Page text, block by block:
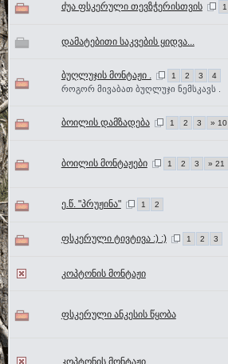
ძუა ფსკერული თევზჭერისთვის 1
დამატებითი საკვების ყიდვა...
ბუღლუჯის მონტაჟი . 1 2 3 4
როგორ მივაბათ ბუღლუჯი ნემსკავს .
ბოილის დამზადება 1 2 3 » 10
ბოილის მონტაჟები 1 2 3 » 21
ე.წ. "პრუჟინა" 1 2
ფსკერული ტივტივა :) :) 1 2 3
კოპტონის მონტაჟი
ფსკერული ანკესის წყობა
კოპტონის მონტაჟი